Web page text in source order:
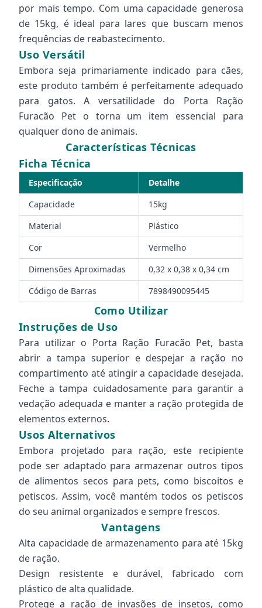
por mais tempo. Com uma capacidade generosa
de 15kg, é ideal para lares que buscam menos
frequências de reabastecimento.
Uso Versátil
Embora seja primariamente indicado para cães,
este produto também é perfeitamente adequado
para gatos. A versatilidade do Porta Ração
Furacão Pet o torna um item essencial para
qualquer dono de animais.
Características Técnicas
Ficha Técnica
Especificação
Detalhe
Capacidade
15kg
Material
Plástico
Cor
Vermelho
Dimensões Aproximadas
0,32 x 0,38 x 0,34 cm
Código de Barras
7898490095445
Como Utilizar
Instruções de Uso
Para utilizar o Porta Ração Furacão Pet, basta
abrir a tampa superior e despejar a ração no
compartimento até atingir a capacidade desejada.
Feche a tampa cuidadosamente para garantir a
vedação adequada e manter a ração protegida de
elementos externos.
Usos Alternativos
Embora projetado para ração, este recipiente
pode ser adaptado para armazenar outros tipos
de alimentos secos para pets, como biscoitos e
petiscos. Assim, você mantém todos os petiscos
do seu animal organizados e sempre frescos.
Vantagens
Alta capacidade de armazenamento para até 15kg
de ração.
Design resistente e durável, fabricado com
plástico de alta qualidade.
Protege a ração de invasões de insetos, como